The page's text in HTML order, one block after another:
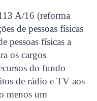
A/16 (reforma
de pessoas físicas
pessoas físicas a
os cargos
do fundo
de rádio e TV aos
menos um